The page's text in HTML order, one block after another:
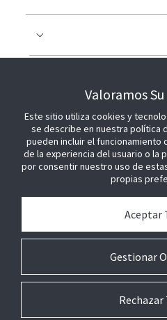
ÚNETE A NOSOTROS
© 2026 Johnson Controls.
Valoramos
Este sitio utiliza cookies y
se describe en nuestra política
pueden incluir el funcionamiento
de la experiencia del usuario o la
por consentir nuestro uso de
propias
Gestionar
Aceptar
Rechazar